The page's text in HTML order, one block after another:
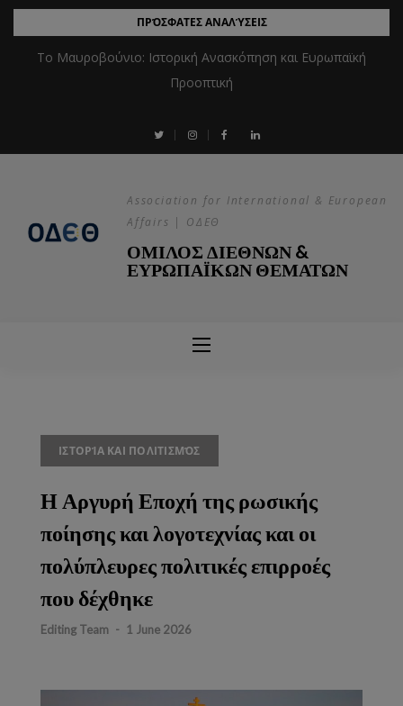
ΠΡΌΣΦΑΤΕΣ ΑΝΑΛΎΣΕΙΣ
Το Μαυροβούνιο: Ιστορική Ανασκόπηση και Ευρωπαϊκή
Προοπτική
Association for International & European
Affairs | ΟΔΕΘ
ΟΜΙΛΟΣ ΔΙΕΘΝΩΝ &
ΕΥΡΩΠΑΪΚΩΝ ΘΕΜΑΤΩΝ
ΙΣΤΟΡΊΑ ΚΑΙ ΠΟΛΙΤΙΣΜΌΣ
Η Αργυρή Εποχή της ρωσικής
ποίησης και λογοτεχνίας και οι
πολύπλευρες πολιτικές επιρροές
που δέχθηκε
Editing Team - 1 June 2026